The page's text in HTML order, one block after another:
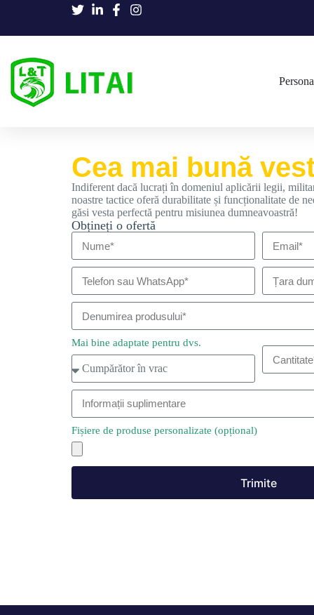
Cea mai bună
Indiferent dacă lucrați în domeniul aplicării legii,
noastre tactice oferă durabilitate și funcționalitate de
găsi vesta perfectă pentru misiunea dumneavoastră!
Obțineți o ofertă
Mai bine adaptate pentru dvs.
Fișiere de produse personalizate (opțional)
Trimite